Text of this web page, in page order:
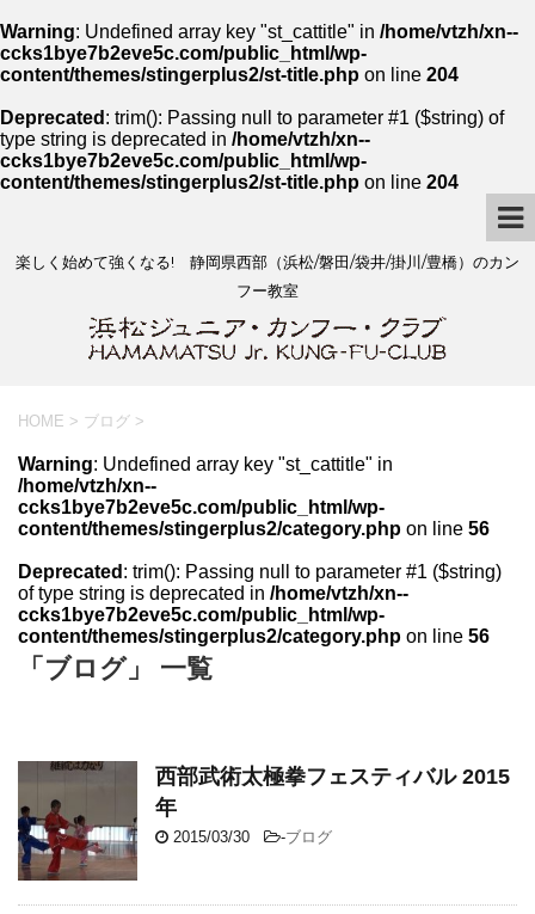
Warning: Undefined array key "st_cattitle" in /home/vtzh/xn--
ccks1bye7b2eve5c.com/public_html/wp-
content/themes/stingerplus2/st-title.php on line 204
Deprecated : trim(): Passing null to parameter #1 ($string) of
type string is deprecated in /home/vtzh/xn--
ccks1bye7b2eve5c.com/public_html/wp-
content/themes/stingerplus2/st-title.php on line 204
楽しく始めて強くなる! 静岡県西部（浜松/磐田/袋井/掛川/豊橋）のカン
フー教室
HOME > ブログ >
Warning: Undefined array key "st_cattitle" in
/home/vtzh/xn--
ccks1bye7b2eve5c.com/public_html/wp-
content/themes/stingerplus2/category.php on line 56
Deprecated : trim(): Passing null to parameter #1 ($string)
of type string is deprecated in /home/vtzh/xn--
ccks1bye7b2eve5c.com/public_html/wp-
content/themes/stingerplus2/category.php on line 56
「ブログ」 一覧
西部武術太極拳フェスティバル 2015
年
2015/03/30 -ブログ